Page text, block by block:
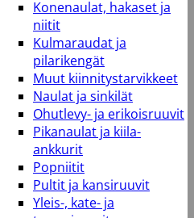
Konenaulat, hakaset ja
niitit
Kulmaraudat ja
pilarikengät
Muut kiinnitystarvikkeet
Naulat ja sinkilät
Ohutlevy- ja erikoisruuvit
Pikanaulat ja kiila-
ankkurit
Popniitit
Pultit ja kansiruuvit
Yleis-, kate- ja